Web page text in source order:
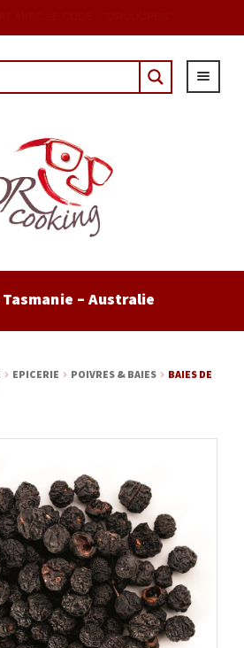
– Australie
EPICERIE POIVRES & BAIES
BAIES DE